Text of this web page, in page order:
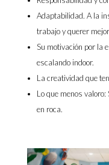
Adaptabilidad. A la
trabajo y querer
Su motivación por la
escalando indoor.
La creatividad que
Lo que menos
en roca.